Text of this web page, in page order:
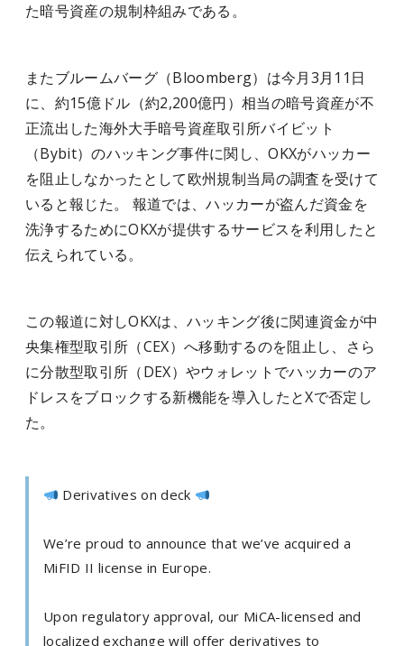
た暗号資産の規制枠組みである。
またブルームバーグ（Bloomberg）は今月3月11日
に、約15億ドル（約2,200億円）相当の暗号資産が不
正流出した海外大手暗号資産取引所バイビット
（Bybit）のハッキング事件に関し、OKXがハッカー
を阻止しなかったとして欧州規制当局の調査を受けて
いると報じた。 報道では、ハッカーが盗んだ資金を
洗浄するためにOKXが提供するサービスを利用したと
伝えられている。
この報道に対しOKXは、ハッキング後に関連資金が中
央集権型取引所（CEX）へ移動するのを阻止し、さら
に分散型取引所（DEX）やウォレットでハッカーのア
ドレスをブロックする新機能を導入したとXで否定し
た。
Derivatives on deck
We’re proud to announce that we’ve acquired a
MiFID II license in Europe.
Upon regulatory approval, our MiCA-licensed and
localized exchange will offer derivatives to